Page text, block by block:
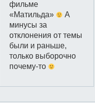
фильме
«Матильда»
А
минусы за
отклонения от темы
были и раньше,
только выборочно
почему-то